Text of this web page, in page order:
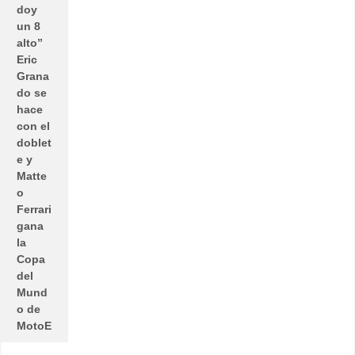
doy
un 8
alto”
Eric
Grana
do se
hace
con el
doblet
e y
Matte
o
Ferrari
gana
la
Copa
del
Mund
o de
MotoE